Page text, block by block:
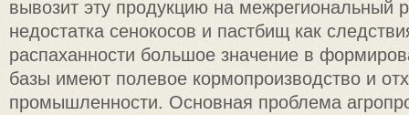
вывозит эту продукцию на межрегиональный
недостатка сенокосов и пастбищ как
распаханности большое значение в
базы имеют полевое кормопроизводство и
промышленности. Основная проблема